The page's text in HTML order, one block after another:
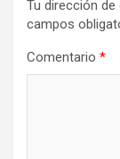
Tu dirección
campos
Comentario *